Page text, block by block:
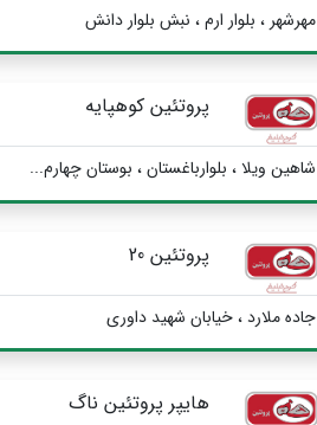
مهرشهر ، بلوار ارم ، نبش بلوار دانش
پروتئین کوهپایه
شاهین ویلا ، بلوارباغستان ، بوستان چهارم...
پروتئین 20
جاده ملارد ، خیابان شهید داوری
هایپر پروتئین ناگ